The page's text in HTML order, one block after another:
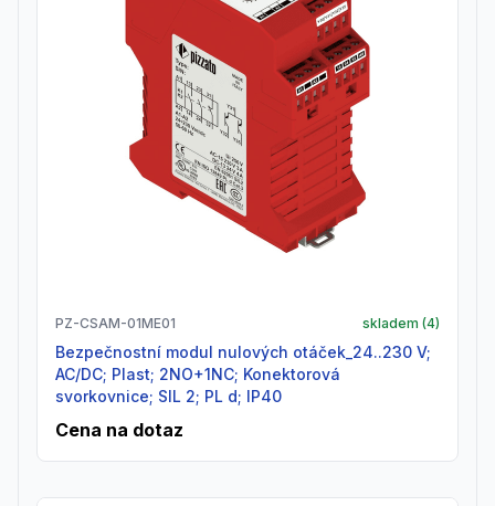
PZ-CSAM-01ME01 skladem (4)
Bezpečnostní modul nulových otáček_24..230 V;
AC/DC; Plast; 2NO+1NC; Konektorová
svorkovnice; SIL 2; PL d; IP40
Cena na dotaz